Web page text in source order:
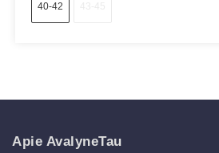
40-42
Apie AvalyneTau